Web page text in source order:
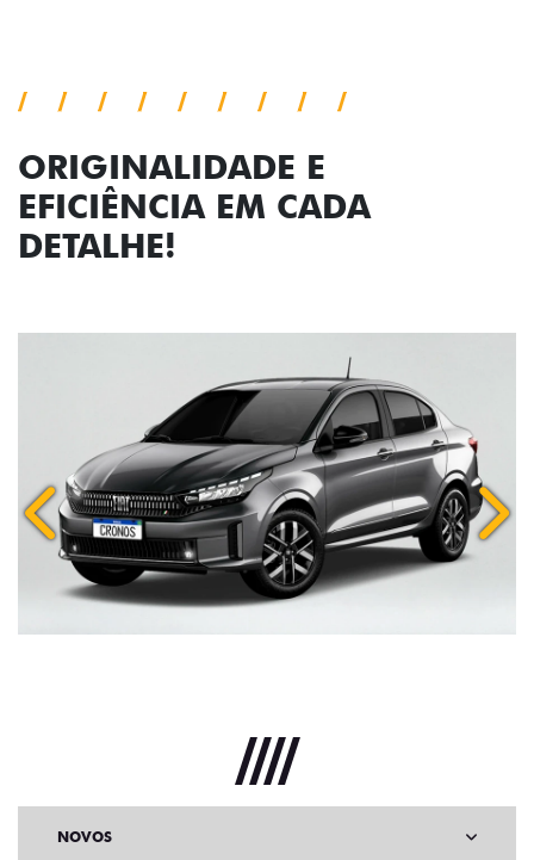
ORIGINALIDADE E
EFICIÊNCIA EM CADA
DETALHE!
Anterior
NOVOS